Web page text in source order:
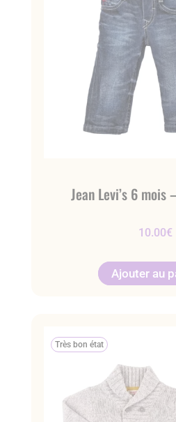
Jean Levi’s 6 mois
10.00€
Ajouter au
Très bon état